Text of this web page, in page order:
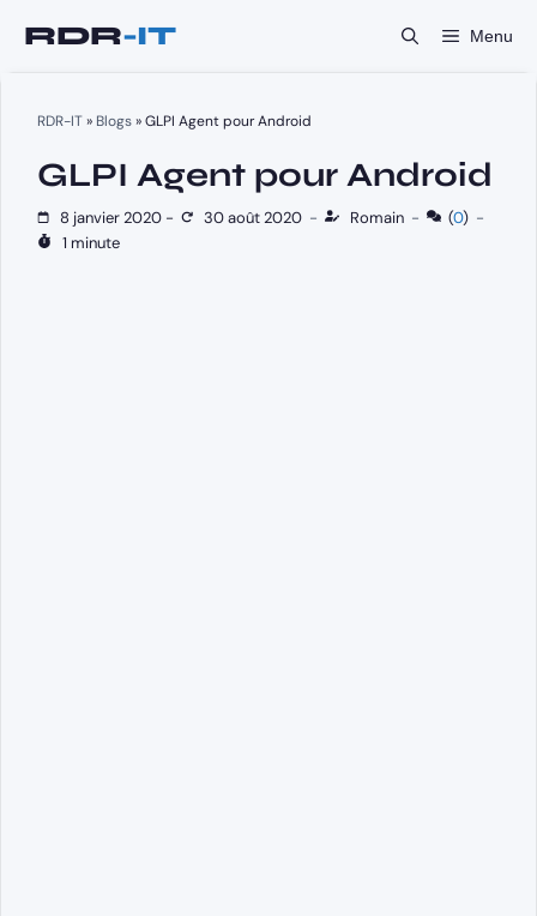
Menu
RDR-IT» Blogs»GLPI Agent pour Android
GLPI Agent pour Android
8 janvier 2020 - 30 août 2020 - Romain - (0) -
1 minute